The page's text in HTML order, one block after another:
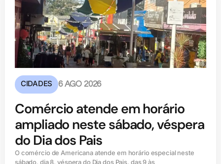
CIDADES 6 AGO 2026
Comércio atende em horário
ampliado neste sábado, véspera
do Dia dos Pais
O comércio de Americana atende em horário especial neste
sábado, dia 8, véspera do Dia dos Pais, das 9 às